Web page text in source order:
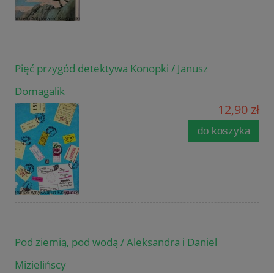
Pięć przygód detektywa Konopki / Janusz
Domagalik
12,90 zł
do koszyka
Pod ziemią, pod wodą / Aleksandra i Daniel
Mizielińscy